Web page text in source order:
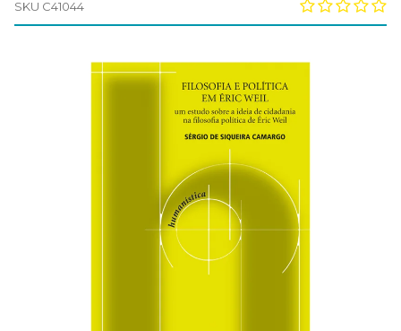
SKU C41044